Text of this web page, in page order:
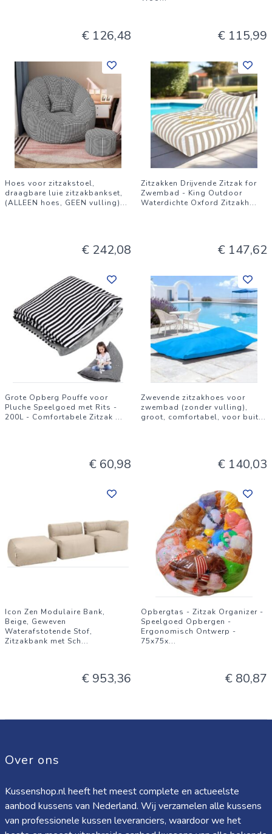
€ 126,48 € 115,99
Hoes voor zitzakstoel,
draagbare luie zitzakbankset,
(ALLEEN hoes, GEEN vulling)...
€ 242,08
Zitzakken Drijvende Zitzak for
Zwembad - King Outdoor
Waterdichte Oxford Zitzakh...
€ 147,62
Grote Opberg Pouffe voor
Pluche Speelgoed met Rits -
200L - Comfortabele Zitzak ...
€ 60,98
Zwevende zitzakhoes voor
zwembad (zonder vulling),
groot, comfortabel, voor buit...
€ 140,03
Icon Zen Modulaire Bank,
Beige, Geweven
Waterafstotende Stof,
Zitzakbank met Sch...
€ 953,36
Opbergtas - Zitzak Organizer -
Speelgoed Opbergen -
Ergonomisch Ontwerp -
75x75x...
€ 80,87
Over ons
Kussenshop.nl heeft het meest complete en actueelste
aanbod kussens van Nederland. Wij verzamelen alle kussens
van professionele kussen leveranciers, waardoor we het